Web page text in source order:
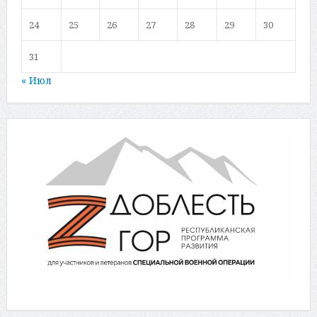
24 25 26 27 28 29 30
31
« Июл